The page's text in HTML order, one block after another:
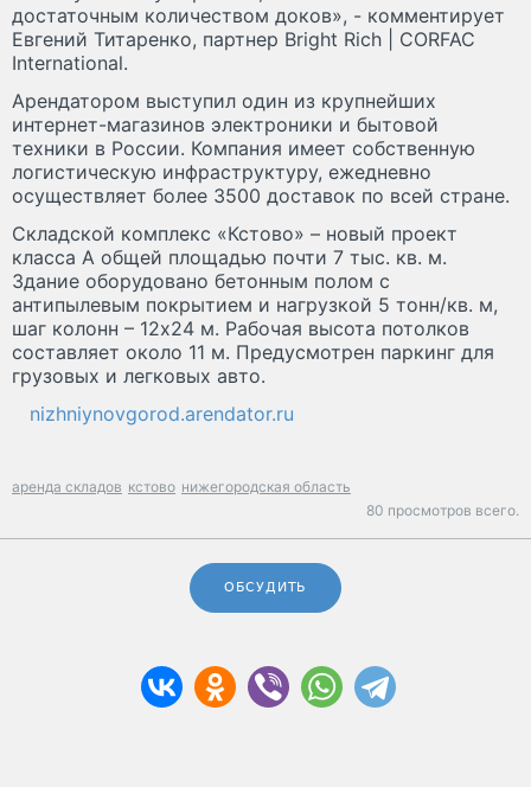
достаточным количеством доков», - комментирует
Евгений Титаренко, партнер Bright Rich | CORFAC
International.
Арендатором выступил один из крупнейших
интернет-магазинов электроники и бытовой
техники в России. Компания имеет собственную
логистическую инфраструктуру, ежедневно
осуществляет более 3500 доставок по всей стране.
Складской комплекс «Кстово» – новый проект
класса А общей площадью почти 7 тыс. кв. м.
Здание оборудовано бетонным полом с
антипылевым покрытием и нагрузкой 5 тонн/кв. м,
шаг колонн – 12х24 м. Рабочая высота потолков
составляет около 11 м. Предусмотрен паркинг для
грузовых и легковых авто.
nizhniynovgorod.arendator.ru
аренда складов кстово нижегородская область
80 просмотров всего.
ОБСУДИТЬ